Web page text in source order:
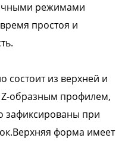
режимами
простоя и
состоит из верхней и
образным профилем,
зафиксированы при
форма имеет